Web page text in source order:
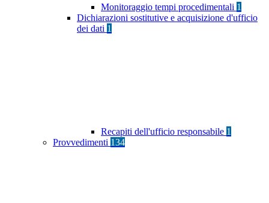
Monitoraggio tempi procedimentali 1
Dichiarazioni sostitutive e acquisizione d'ufficio
dei dati 1
Recapiti dell'ufficio responsabile 1
Provvedimenti 134